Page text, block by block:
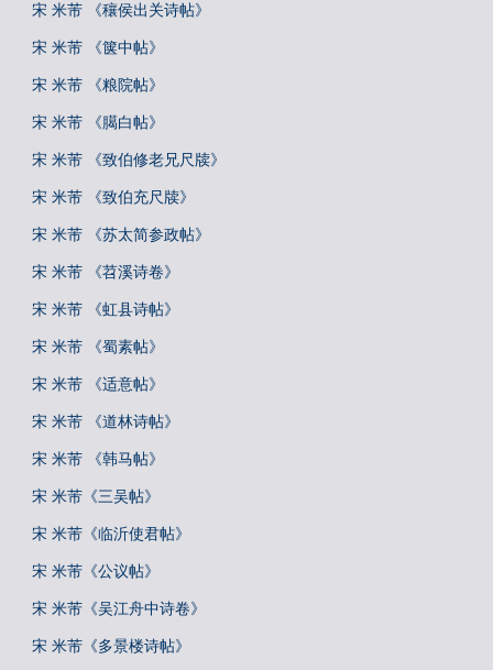
宋 米芾 《穰侯出关诗帖》
宋 米芾 《箧中帖》
宋 米芾 《粮院帖》
宋 米芾 《臈白帖》
宋 米芾 《致伯修老兄尺牍》
宋 米芾 《致伯充尺牍》
宋 米芾 《苏太简参政帖》
宋 米芾 《苕溪诗卷》
宋 米芾 《虹县诗帖》
宋 米芾 《蜀素帖》
宋 米芾 《适意帖》
宋 米芾 《道林诗帖》
宋 米芾 《韩马帖》
宋 米芾《三吴帖》
宋 米芾《临沂使君帖》
宋 米芾《公议帖》
宋 米芾《吴江舟中诗卷》
宋 米芾《多景楼诗帖》